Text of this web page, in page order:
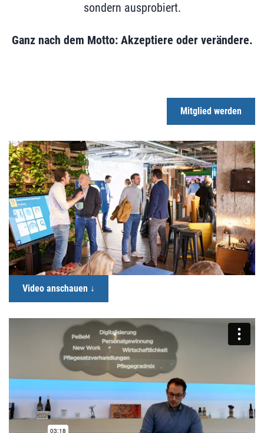
sondern ausprobiert.
Ganz nach dem Motto: Akzeptiere oder verändere.
Mitglied werden
Video anschauen ↓